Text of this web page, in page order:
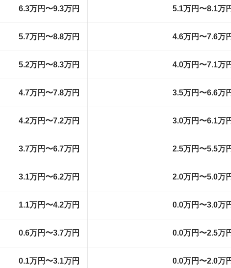
6.3万円〜9.3万円 5.1万円〜8.1万
5.7万円〜8.8万円 4.6万円〜7.6万
5.2万円〜8.3万円 4.0万円〜7.1万
4.7万円〜7.8万円 3.5万円〜6.6万
4.2万円〜7.2万円 3.0万円〜6.1万
3.7万円〜6.7万円 2.5万円〜5.5万
3.1万円〜6.2万円 2.0万円〜5.0万
1.1万円〜4.2万円 0.0万円〜3.0万
0.6万円〜3.7万円 0.0万円〜2.5万
0.1万円〜3.1万円 0.0万円〜2.0万